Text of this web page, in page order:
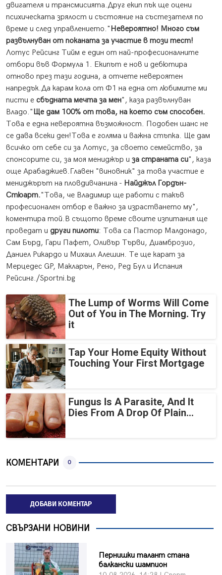
двигателя и трансмисията.Друг екип пък ще оцени
психическата зрялост и състояние на състезателя по
време и след управлението."Невероятно! Много съм
развълнуван от поканата за участие в този тест!
Лотус Рейсинг Тийм е един от най-професионалните
отбори във Формула 1. Екипът е нов и дебютира
отново през тази година, а отчете невероятен
напредък.Да карам кола от Ф1 на една от любимите ми
писти е сбъдната мечта за мен", каза развълнуван
Владо."Ще дам 100% от това, на което съм способен.
Това е една невероятна възможност. Подобен шанс не
се дава всеки ден!Това е голяма и важна стъпка. Ще дам
всичко от себе си за Лотус, за своето семейство, за
спонсорите си, за моя мениджър и за страната си", каза
още Арабаджиев.Главен "виновник" за това участие е
мениджърът на пловдивчанина - Найджъл Гордън-
Стюарт."Това, че Владимир ще работи с такъв
професионален отбор е важно за израстването му",
коментира той.В същото време своите изпитания ще
проведат и други пилоти: Това са Пастор Малдонадо,
Сам Бърд, Гари Пафет, Оливър Търви, Диамброзио,
Даниел Рикардо и Михаил Алешин. Те ще карат за
Мерцедес GP, Макларън, Рено, Ред Бул и Испания
Рейсинг./Sportni.bg
The Lump of Worms Will Come
Out of You in The Morning. Try
it
Tap Your Home Equity Without
Touching Your First Mortgage
Fungus Is A Parasite, And It
Dies From A Drop Of Plain...
КОМЕНТАРИ 0
ДОБАВИ КОМЕНТАР
СВЪРЗАНИ НОВИНИ
Пернишки талант стана
балкански шампион